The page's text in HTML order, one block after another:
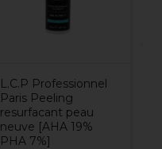
L.C.P Professionnel
Paris Peeling
resurfacant peau
neuve [AHA 19%
PHA 7%]